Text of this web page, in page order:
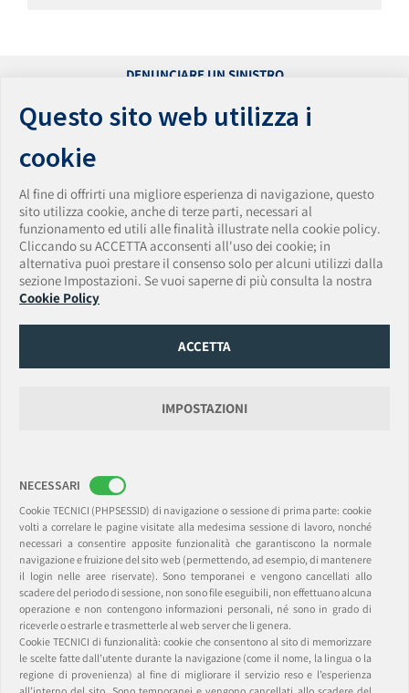
DENUNCIARE UN SINISTRO
ACCESSIBILITÀ
VULNERABILITY DISCLOSURE POLICY
AmTrust Assicurazioni S.p.A.
Sede Legale: Via Clerici • 14 • 20121 Milano • Italia
Tel. + 39 0283438150 • Fax + 39 0283438174
PEC: amtrust.assicurazioni@pec.it• Email:
amtrust.assicurazioni@amtrustgroup.com
Capitale Sociale € 5.500.000,00 • P.IVA e C.F. 01917540518 • Data iscrizione Registro
Numero REA MI-2562338 Provvedimento autorizzazione ISVAP n. 2595 del
14/03/2008
Gruppo di appartenenza AmTrust Financial Services, Inc. (AFSI).
Rappresentanza Generale per l’Italia: Via Clerici, 14 • 20121 Milano
Sede Legale: 6-8 College Green, Dublin 2, Ireland. D02 VP48 (Registered Office)
(t) +39.0283438150 • (f) +39.0283438174
PEC: amtrustsuccursaleitalia@legalmail.itEmail:milan@amtrustgroup.com
Capitale sociale e Riserve € 41.000.000,00 • C.F./P.I. 09477630967 R.I. Milano • REA
C.C.I.A.A. Milano 2093047
Registered in Dublin, Ireland. Registered Number: 169384.
AmTrust International Underwriters Designated Activity Company is regulated by
the Central Bank of Ireland.
Questo sito web utilizza i
cookie
Al fine di offrirti una migliore esperienza di navigazione, questo
sito utilizza cookie, anche di terze parti, necessari al
funzionamento ed utili alle finalità illustrate nella cookie policy.
Cliccando su ACCETTA acconsenti all'uso dei cookie; in
alternativa puoi prestare il consenso solo per alcuni utilizzi dalla
sezione Impostazioni. Se vuoi saperne di più consulta la nostra
Cookie Policy
ACCETTA
IMPOSTAZIONI
NECESSARI
Cookie TECNICI (PHPSESSID) di navigazione o sessione di prima parte: cookie
volti a correlare le pagine visitate alla medesima sessione di lavoro, nonché
necessari a consentire apposite funzionalità che garantiscono la normale
navigazione e fruizione del sito web (permettendo, ad esempio, di mantenere
il login nelle aree riservate). Sono temporanei e vengono cancellati allo
scadere del periodo di sessione, non sono file eseguibili, non effettuano alcuna
operazione e non contengono informazioni personali, né sono in grado di
riceverle o estrarle e trasmetterle al web server che li genera.​
Cookie TECNICI di funzionalità​: cookie che consentono al sito di memorizzare
le scelte fatte dall’utente durante la navigazione (come il nome, la lingua o la
regione di provenienza) al fine di migliorare il servizio reso e l’esperienza